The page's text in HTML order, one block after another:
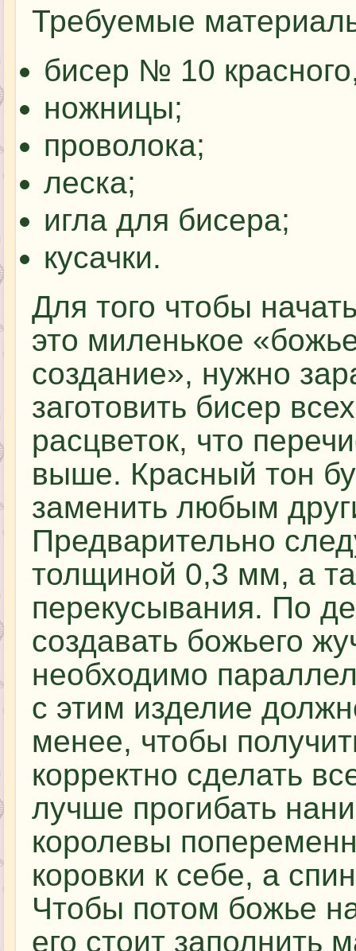
Требуемые
бисер № 10
ножницы;
проволока;
леска;
игла для бисера;
кусачки.
Для того чтобы
это миленькое
создание», нужно
заготовить бисер всех
расцветок, что
выше. Красный тон
заменить любым
Предварительно
толщиной 0,3 мм, а
перекусывания. По
создавать божьего
необходимо
с этим изделие
менее, чтобы
корректно сделать
лучше прогибать
королевы
коровки к себе, а
Чтобы потом божье
его стоит заполнить